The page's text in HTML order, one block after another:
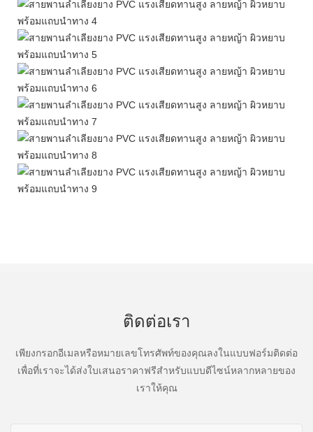
ติดต่อเรา
เพียงกรอกอีเมลหรือหมายเลขโทรศัพท์ของคุณลงในแบบฟอร์มติดต่อ
เพื่อที่เราจะได้ส่งใบเสนอราคาฟรีสำหรับแบบดีไซน์หลากหลายของ
เราให้คุณ